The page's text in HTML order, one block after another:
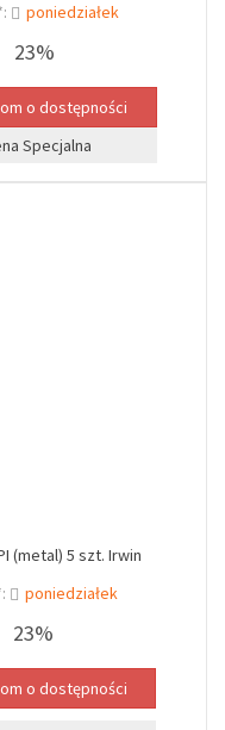
poniedziałek
23%
Specjalna
(metal) 5 szt. Irwin
poniedziałek
23%